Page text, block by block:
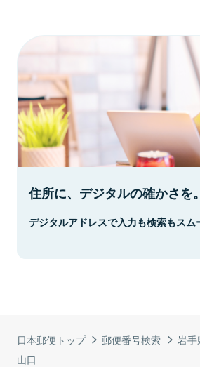
日本郵便トップ 郵便番号検索 岩手
山口
住所に、デジタルの確かさを。
デジタルアドレスで入力も検索もスム